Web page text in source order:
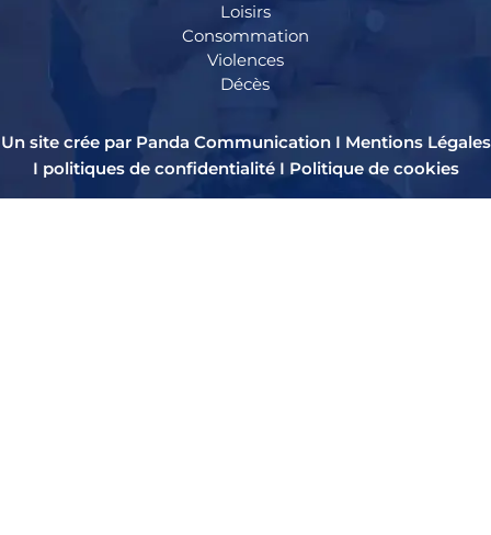
Loisirs
Consommation
Violences
Décès
Un site crée par Panda Communication I Mentions Légales
I politiques de confidentialitéI Politique de cookies